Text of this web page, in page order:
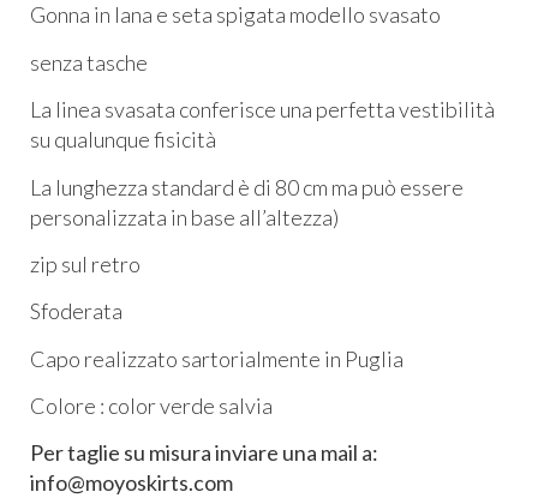
Gonna in lana e seta spigata modello svasato
senza tasche
La linea svasata conferisce una perfetta vestibilità
su qualunque fisicità
La lunghezza standard è di 80 cm ma può essere
personalizzata in base all’altezza)
zip sul retro
Sfoderata
Capo realizzato sartorialmente in Puglia
Colore : color verde salvia
Per taglie su misura inviare una mail a:
info@moyoskirts.com